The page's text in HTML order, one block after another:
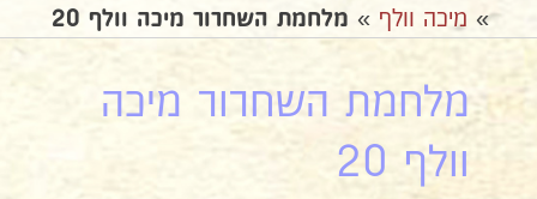
» מיכה וולף » מלחמת השחרור מיכה וולף 20
מלחמת השחרור מיכה
וולף 20